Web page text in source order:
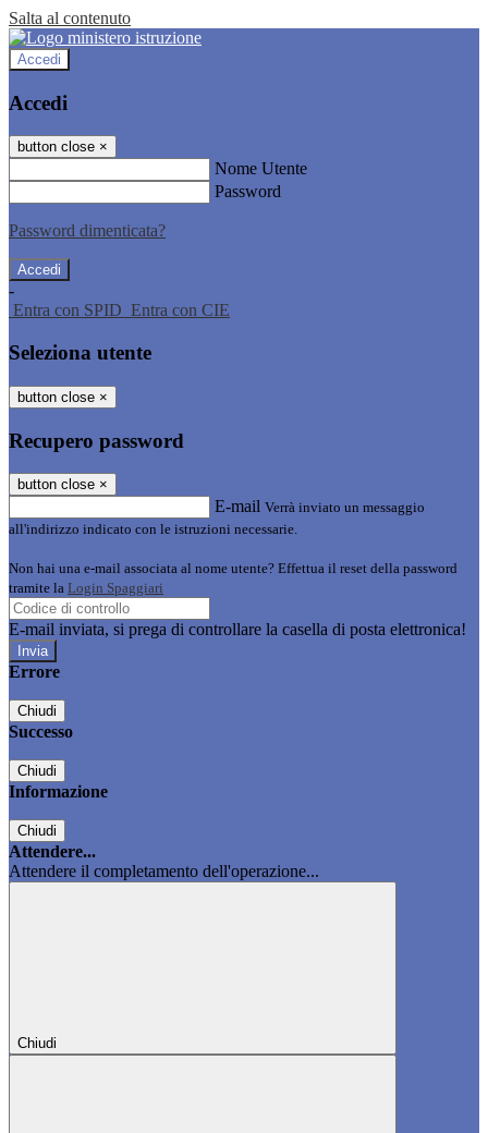
Salta al contenuto
Accedi
Accedi
button close ×
Nome Utente
Password
Password dimenticata?
-
Entra con SPID Entra con CIE
Seleziona utente
button close ×
Recupero password
button close ×
E-mail Verrà inviato un messaggio
all'indirizzo indicato con le istruzioni necessarie.
Non hai una e-mail associata al nome utente? Effettua il reset della password
tramite la Login Spaggiari
E-mail inviata, si prega di controllare la casella di posta elettronica!
Errore
Chiudi
Successo
Chiudi
Informazione
Chiudi
Attendere...
Attendere il completamento dell'operazione...
Chiudi